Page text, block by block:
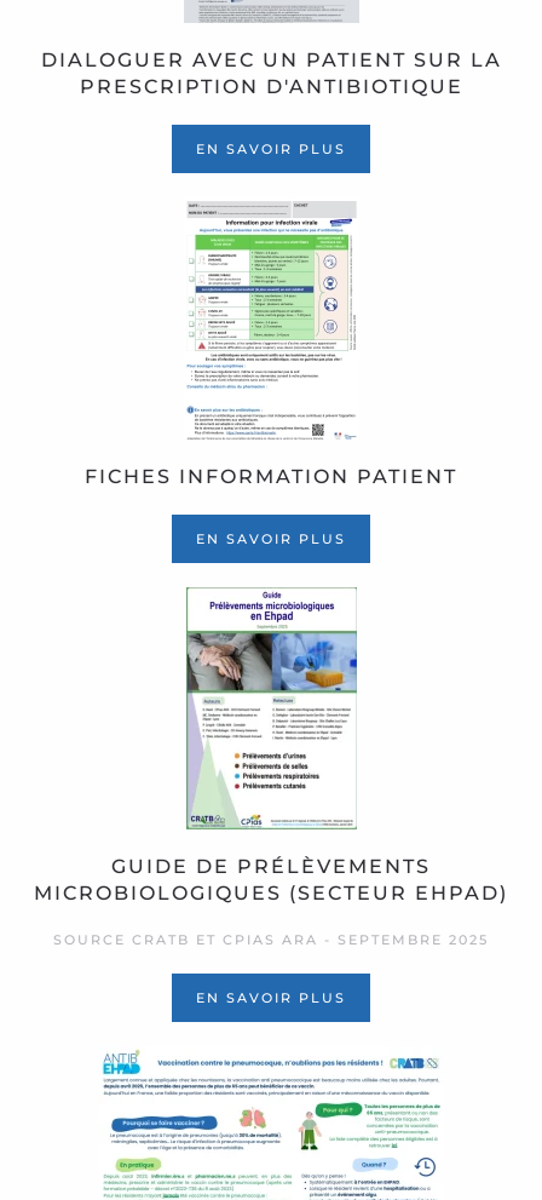
DIALOGUER AVEC UN PATIENT SUR LA
PRESCRIPTION D'ANTIBIOTIQUE
EN SAVOIR PLUS
FICHES INFORMATION PATIENT
EN SAVOIR PLUS
GUIDE DE PRÉLÈVEMENTS
MICROBIOLOGIQUES (SECTEUR EHPAD)
SOURCE CRATB ET CPIAS ARA - SEPTEMBRE 2025
EN SAVOIR PLUS